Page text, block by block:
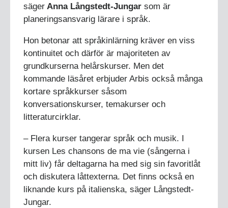
sägerAnna Långstedt-Jungarsom är
planeringsansvarig lärare i språk.
Hon betonar att språkinlärning kräver en viss
kontinuitet och därför är majoriteten av
grundkurserna helårskurser. Men det
kommande läsåret erbjuder Arbis också många
kortare språkkurser såsom
konversationskurser, temakurser och
litteraturcirklar.
– Flera kurser tangerar språk och musik. I
kursen Les chansons de ma vie (sångerna i
mitt liv) får deltagarna ha med sig sin favoritlåt
och diskutera låttexterna. Det finns också en
liknande kurs på italienska, säger Långstedt-
Jungar.